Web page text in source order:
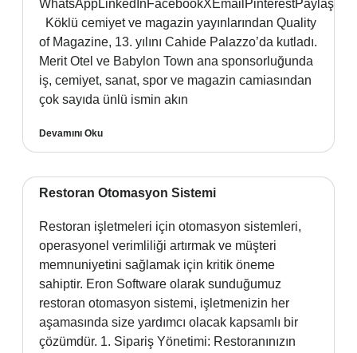
WhatsAppLinkedInFacebookXEmailPinterestPaylaş
Köklü cemiyet ve magazin yayınlarından Quality
of Magazine, 13. yılını Cahide Palazzo’da kutladı.
Merit Otel ve Babylon Town ana sponsorluğunda
iş, cemiyet, sanat, spor ve magazin camiasından
çok sayıda ünlü ismin akın
Devamını Oku
Restoran Otomasyon Sistemi
Restoran işletmeleri için otomasyon sistemleri,
operasyonel verimliliği artırmak ve müşteri
memnuniyetini sağlamak için kritik öneme
sahiptir. Eron Software olarak sunduğumuz
restoran otomasyon sistemi, işletmenizin her
aşamasında size yardımcı olacak kapsamlı bir
çözümdür. 1. Sipariş Yönetimi: Restoranınızın